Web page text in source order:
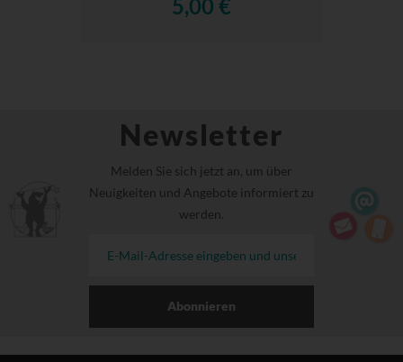
5,00 €
Newsletter
Melden Sie sich jetzt an, um über
Neuigkeiten und Angebote informiert zu
werden.
Abonnieren